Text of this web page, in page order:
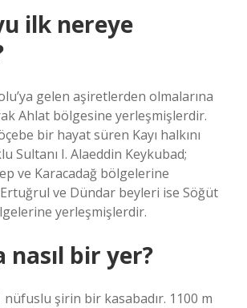
ilk nereye
gelen aşiretlerden olmalarına
Ahlat bölgesine yerleşmişlerdir.
bir hayat süren Kayı halkını
Sultanı I. Alaeddin Keykubad;
ve Karacadağ bölgelerine
ve Dündar beyleri ise Söğüt
yerleşmişlerdir.
nasıl bir yer?
nüfuslu şirin bir kasabadır. 1100 m